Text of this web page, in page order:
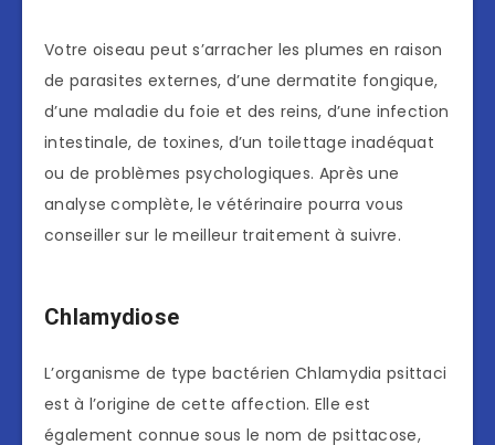
Votre oiseau peut s’arracher les plumes en raison
de parasites externes, d’une dermatite fongique,
d’une maladie du foie et des reins, d’une infection
intestinale, de toxines, d’un toilettage inadéquat
ou de problèmes psychologiques. Après une
analyse complète, le vétérinaire pourra vous
conseiller sur le meilleur traitement à suivre.
Chlamydiose
L’organisme de type bactérien Chlamydia psittaci
est à l’origine de cette affection. Elle est
également connue sous le nom de psittacose,